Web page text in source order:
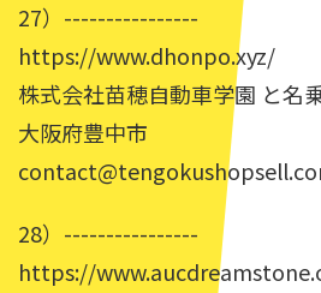
27）----------------
https://www.dhonpo.xyz/
株式会社苗穂自動車学園 と名
大阪府豊中市
28）----------------
https://